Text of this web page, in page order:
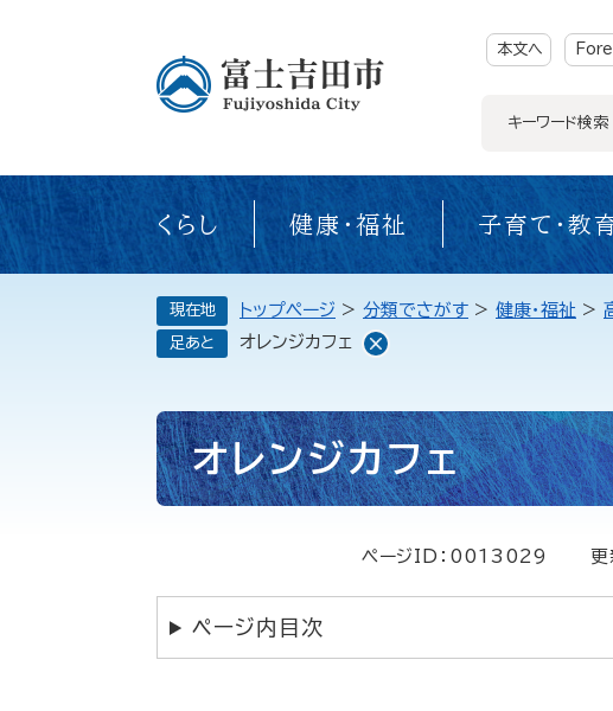
本文へ
キーワード検索
くらし 健康・福祉 子育て・教
現在地 トップページ > 分類でさがす > 健康・福祉 >
足あと オレンジカフェ
本
文
オレンジカフェ
ページID：0013029
ページ内目次